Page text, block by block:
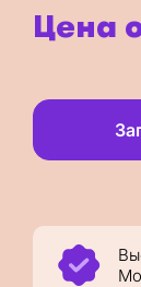
Цена